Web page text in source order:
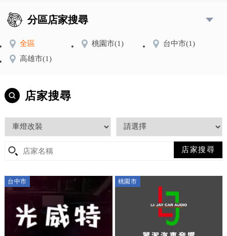
分區店家搜尋
全區 桃園市(1) 台中市(1)
高雄市(1)
店家搜尋
台中市 桃園市